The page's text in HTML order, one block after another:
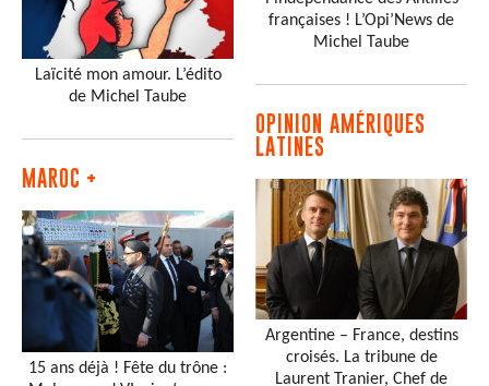
Laïcité mon amour. L’édito
de Michel Taube
MAROC +
15 ans déjà ! Fête du trône :
françaises ! L’Opi’News de
Michel Taube
OPINION AMÉRIQUES
LATINES
Argentine – France, destins
croisés. La tribune de
Laurent Tranier, Chef de